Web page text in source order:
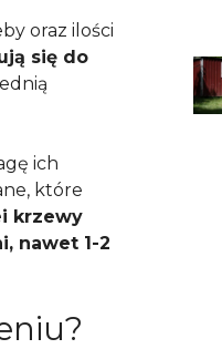
oraz ilości
się do
ich
które
krzewy
nawet 1-2